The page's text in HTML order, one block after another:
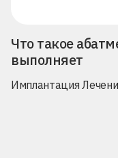
Что такое
выполняет
Имплантация